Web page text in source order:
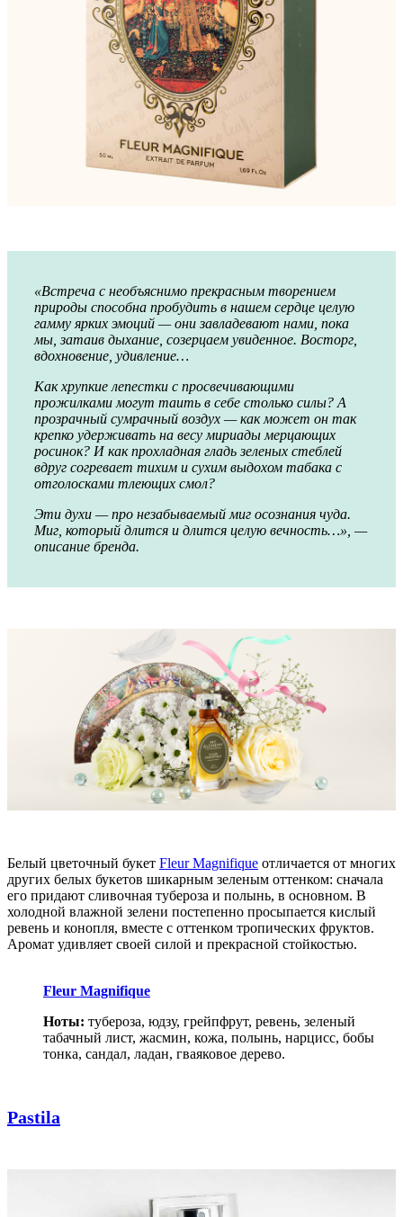
«Встреча с необъяснимо прекрасным творением
природы способна пробудить в нашем сердце целую
гамму ярких эмоций — они завладевают нами, пока
мы, затаив дыхание, созерцаем увиденное. Восторг,
вдохновение, удивление…
Как хрупкие лепестки с просвечивающими
прожилками могут таить в себе столько силы? А
прозрачный сумрачный воздух — как может он так
крепко удерживать на весу мириады мерцающих
росинок? И как прохладная гладь зеленых стеблей
вдруг согревает тихим и сухим выдохом табака с
отголосками тлеющих смол?
Эти духи — про незабываемый миг осознания чуда.
Миг, который длится и длится целую вечность…», —
описание бренда.
Белый цветочный букет Fleur Magnifique отличается от многих
других белых букетов шикарным зеленым оттенком: сначала
его придают сливочная тубероза и полынь, в основном. В
холодной влажной зелени постепенно просыпается кислый
ревень и конопля, вместе с оттенком тропических фруктов.
Аромат удивляет своей силой и прекрасной стойкостью.
Fleur Magnifique
Ноты: тубероза, юдзу, грейпфрут, ревень, зеленый
табачный лист, жасмин, кожа, полынь, нарцисс, бобы
тонка, сандал, ладан, гваяковое дерево.
Pastila